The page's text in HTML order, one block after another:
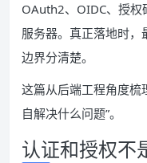
OAuth2、OIDC、授权
服务器。真正落地时
边界分清楚。
这篇从后端工程角度梳
自解决什么问题”。
认证和授权不